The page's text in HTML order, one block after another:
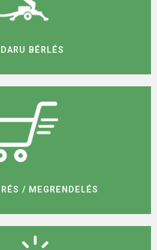
BÉRLÉS
/ MEGRENDELÉS